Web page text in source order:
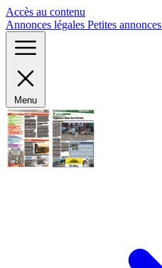
Accès au contenu
Annonces légales Petites annonces
Menu
Panneau de gestion des cookies